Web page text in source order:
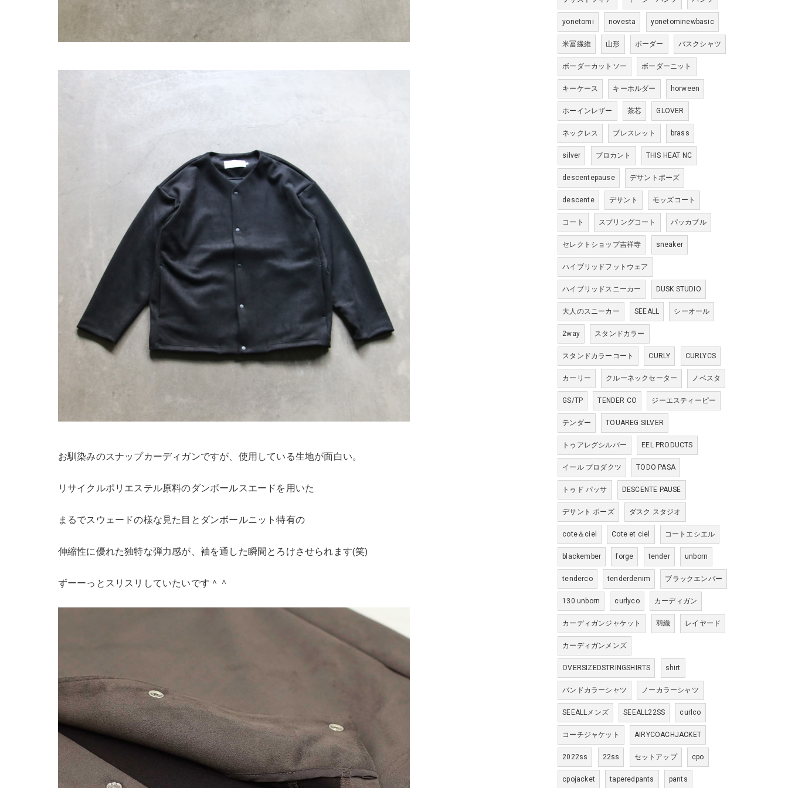
お馴染みのスナップカーディガンですが、使用している生地が面白い。
リサイクルポリエステル原料のダンボールスエードを用いた
まるでスウェードの様な見た目とダンボールニット特有の
伸縮性に優れた独特な弾力感が、袖を通した瞬間とろけさせられます(笑)
ずーーっとスリスリしていたいです＾＾
yonetomi novesta yonetominewbasic
米冨繊維 山形 ボーダー バスクシャツ
ボーダーカットソー ボーダーニット
キーケース キーホルダー horween
ホーインレザー 茶芯 GLOVER
ネックレス ブレスレット brass
silver ブロカント THIS HEAT NC
descentepause デサントポーズ
descente デサント モッズコート
コート スプリングコート パッカブル
セレクトショップ吉祥寺 sneaker
ハイブリッドフットウェア
ハイブリッドスニーカー DUSK STUDIO
大人のスニーカー SEEALL シーオール
2way スタンドカラー
スタンドカラーコート CURLY CURLYCS
カーリー クルーネックセーター ノベスタ
GS/TP TENDER CO ジーエスティーピー
テンダー TOUAREG SILVER
トゥアレグシルバー EEL PRODUCTS
イール プロダクツ TODO PASA
トゥド パッサ DESCENTE PAUSE
デサント ポーズ ダスク スタジオ
cote＆ciel Cote et ciel コートエシエル
blackember forge tender unborn
tenderco tenderdenim ブラックエンバー
130 unborn curlyco カーディガン
カーディガンジャケット 羽織 レイヤード
カーディガンメンズ
OVERSIZEDSTRINGSHIRTS shirt
バンドカラーシャツ ノーカラーシャツ
SEEALLメンズ SEEALL22SS curlco
コーチジャケット AIRYCOACHJACKET
2022ss 22ss セットアップ cpo
cpojacket taperedpants pants